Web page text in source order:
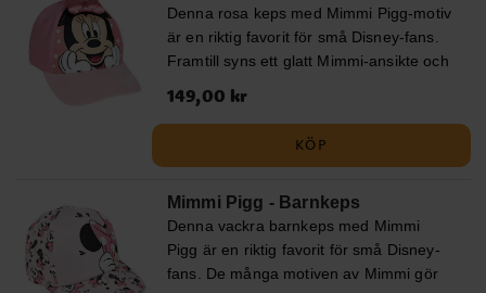
Denna rosa keps med Mimmi Pigg-motiv
är en riktig favorit för små Disney-fans.
Framtill syns ett glatt Mimmi-ansikte och
ger kepsen en lekfull och charmig touch.
slitstark bomulls- och polyestermix. Den
har en omkrets på 53 cm och är
justerbar baktill, vilket gör att den passar
barn i åldern ca 4 till 6 år. Detta är en
Pris:149,00 kr
149,00 kr
KÖP
Mimmi Pigg - Barnkeps
Denna vackra barnkeps med Mimmi
Pigg är en riktig favorit för små Disney-
fans. De många motiven av Mimmi gör